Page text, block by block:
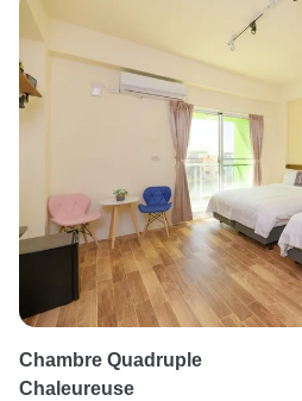
Chambre Quadruple
Chaleureuse